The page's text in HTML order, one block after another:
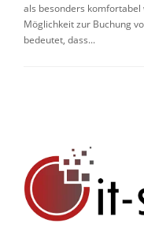
als besonders
Möglichkeit zur Buchung
bedeutet, dass...